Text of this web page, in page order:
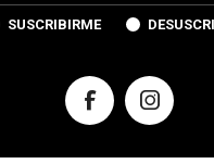
SUSCRIBIRME